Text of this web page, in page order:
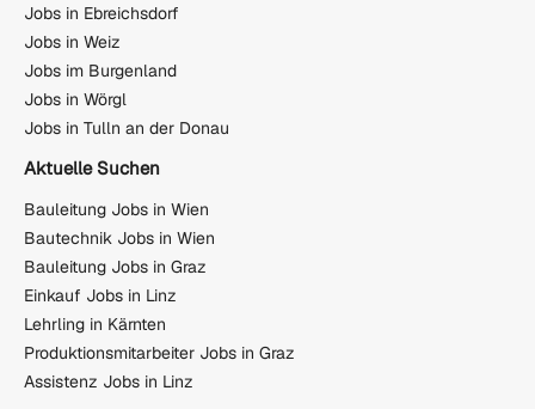
Jobs in Ebreichsdorf
Jobs in Weiz
Jobs im Burgenland
Jobs in Wörgl
Jobs in Tulln an der Donau
Aktuelle Suchen
Bauleitung Jobs in Wien
Bautechnik Jobs in Wien
Bauleitung Jobs in Graz
Einkauf Jobs in Linz
Lehrling in Kärnten
Produktionsmitarbeiter Jobs in Graz
Assistenz Jobs in Linz